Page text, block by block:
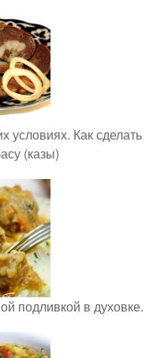
условиях. Как сделать
(казы)
подливкой в духовке.